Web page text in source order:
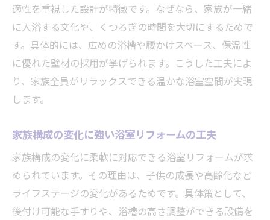
適性を重視した設計が特徴です。なぜなら、家族が一緒
に入浴する文化や、くつろぎの時間を大切にするためで
す。具体的には、広めの浴槽や腰かけスペース、保温性
に優れた壁材の採用が挙げられます。こうした工夫によ
り、家族全員がリラックスできる温かな浴室空間が実現
します。
家族構成の変化に強い浴室リフォームの工夫
家族構成の変化に柔軟に対応できる浴室リフォームが求
められています。その理由は、子供の成長や高齢化など
ライフステージの変化があるためです。具体策として、
後付け可能な手すりや、浴槽の高さ調整ができる設備を